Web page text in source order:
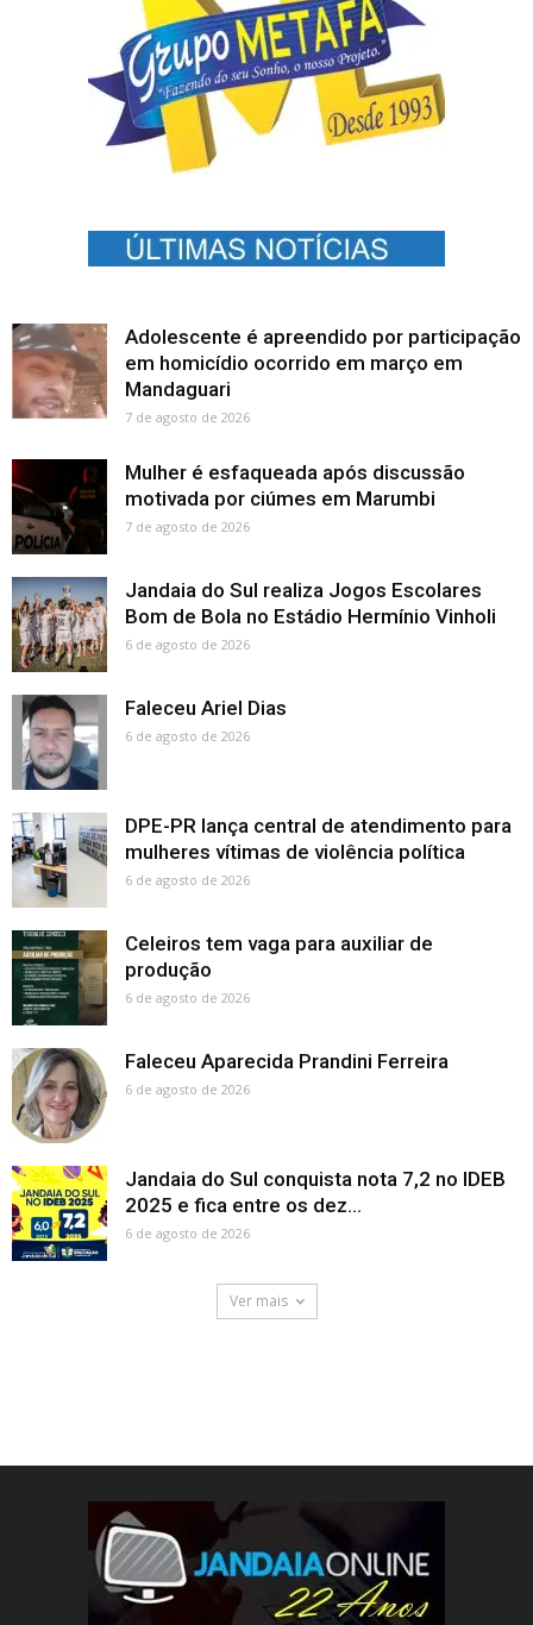
Adolescente é apreendido por participação
em homicídio ocorrido em março em
Mandaguari
7 de agosto de 2026
Mulher é esfaqueada após discussão
motivada por ciúmes em Marumbi
7 de agosto de 2026
Jandaia do Sul realiza Jogos Escolares
Bom de Bola no Estádio Hermínio Vinholi
6 de agosto de 2026
Faleceu Ariel Dias
6 de agosto de 2026
DPE-PR lança central de atendimento para
mulheres vítimas de violência política
6 de agosto de 2026
Celeiros tem vaga para auxiliar de
produção
6 de agosto de 2026
Faleceu Aparecida Prandini Ferreira
6 de agosto de 2026
Jandaia do Sul conquista nota 7,2 no IDEB
2025 e fica entre os dez...
6 de agosto de 2026
Ver mais